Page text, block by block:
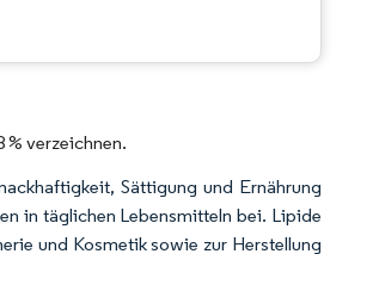
verzeichnen.
Sättigung und Ernährung
in täglichen Lebensmitteln bei. Lipide
und Kosmetik sowie zur Herstellung